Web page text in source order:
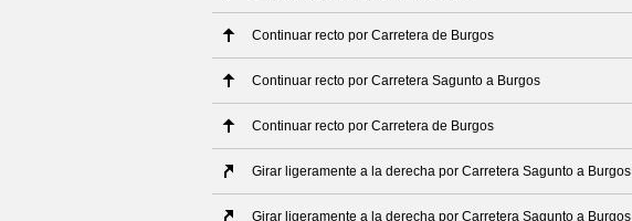
Continuar recto por Carretera de Burgos
Continuar recto por Carretera Sagunto a Burgos
Continuar recto por Carretera de Burgos
Girar ligeramente a la derecha por Carretera Sagunto a Burgos
Girar ligeramente a la derecha por Carretera Sagunto a Burgos